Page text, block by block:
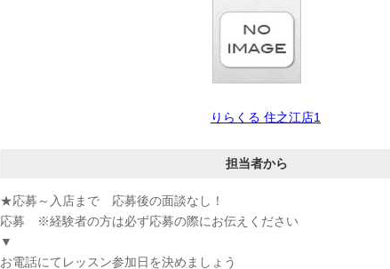
りらくる 住之江店1
担当者から
★応募～入店まで 応募後の面談なし！
応募 ※経験者の方は必ず応募の際にお伝えください
▼
お電話にてレッスン参加日を決めましょう